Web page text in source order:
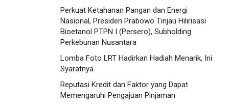
Perkuat Ketahanan Pangan dan Energi
Nasional, Presiden Prabowo Tinjau Hilirisasi
Bioetanol PTPN I (Persero), Subholding
Perkebunan Nusantara
Lomba Foto LRT Hadirkan Hadiah Menarik, Ini
Syaratnya
Reputasi Kredit dan Faktor yang Dapat
Memengaruhi Pengajuan Pinjaman